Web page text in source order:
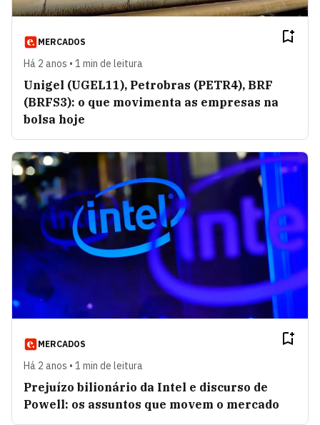
MERCADOS
Há 2 anos • 1 min de leitura
Unigel (UGEL11), Petrobras (PETR4), BRF
(BRFS3): o que movimenta as empresas na
bolsa hoje
MERCADOS
Há 2 anos • 1 min de leitura
Prejuízo bilionário da Intel e discurso de
Powell: os assuntos que movem o mercado